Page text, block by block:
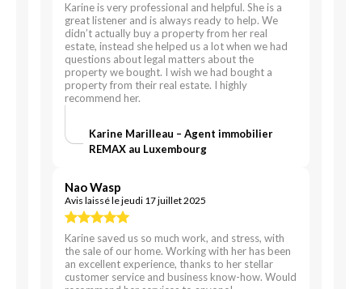
Karine is very professional and helpful. She is a
great listener and is always ready to help. We
didn’t actually buy a property from her real
estate, instead she helped us a lot when we had
questions about legal matters about the
property we bought. I wish we had bought a
property from their real estate. I highly
recommend her.
Karine Marilleau – Agent immobilier
REMAX au Luxembourg
Nao Wasp
Avis laissé le jeudi 17 juillet 2025
Karine saved us so much work, and stress, with
the sale of our home. Working with her has been
an excellent experience, thanks to her stellar
customer service and business know-how. Would